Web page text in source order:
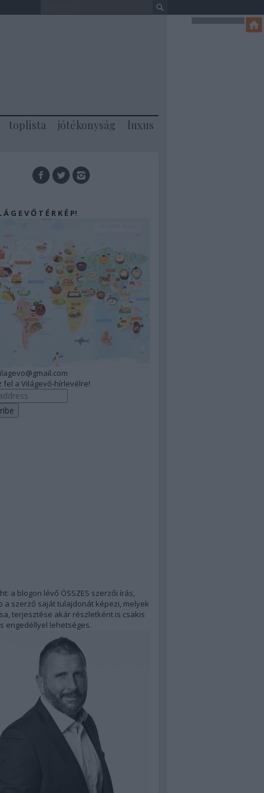
toplista jótékonyság luxus
Á G E V Ő T É R K É P!
fel a Világevő-hírlevélre!
a blogon lévő ÖSSZES szerzői írás,
a szerző saját tulajdonát képezi, melyek
terjesztése akár részletként is csakis
engedéllyel lehetséges.